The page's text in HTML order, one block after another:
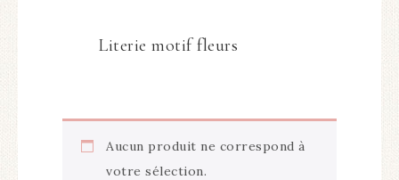
Literie motif fleurs
Aucun produit ne correspond à
votre sélection.